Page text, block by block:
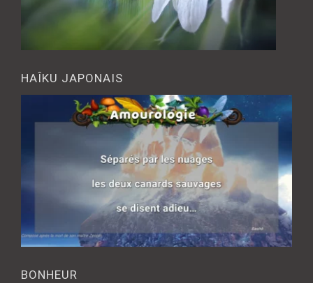
HAÎKU JAPONAIS
BONHEUR